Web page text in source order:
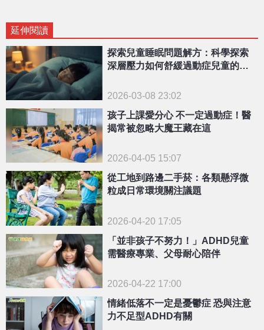
延伸閱讀
探索兒童睡眠問題解方：科學探索
深層壓力如何舒緩過動症兒童的入
2026-03-08 23:02
孩子上課愛分心 不一定過動症！醫
揭常被忽略大魔王藏在這
2026-04-05 15:07
從工地到路邊二手菸：各類懸浮微
粒成日常環境關注議題
2026-04-20 17:05
「並非孩子不努力！」ADHD兒童
需醫療專業、父母耐心陪伴
2026-04-22 17:00
情緒低落不一定是憂鬱症 恐與注意
力不足型ADHD有關